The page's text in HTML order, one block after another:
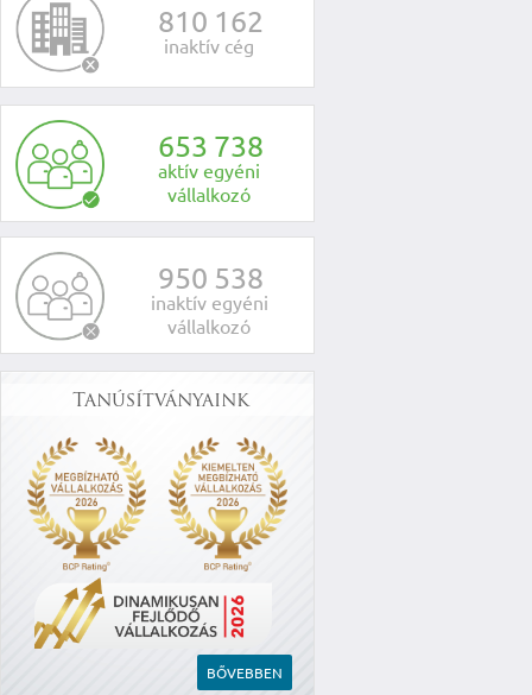
810 162
inaktív cég
653 738
aktív egyéni
vállalkozó
950 538
inaktív egyéni
vállalkozó
Tanúsítványaink
BŐVEBBEN